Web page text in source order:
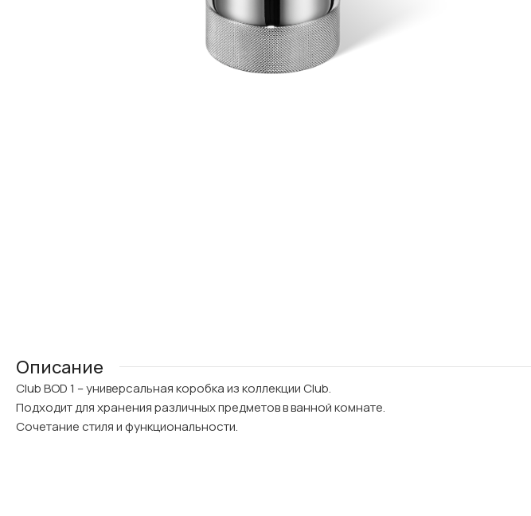
Описание
Club BOD 1 – универсальная коробка из коллекции Club.
Подходит для хранения различных предметов в ванной комнате.
Сочетание стиля и функциональности.